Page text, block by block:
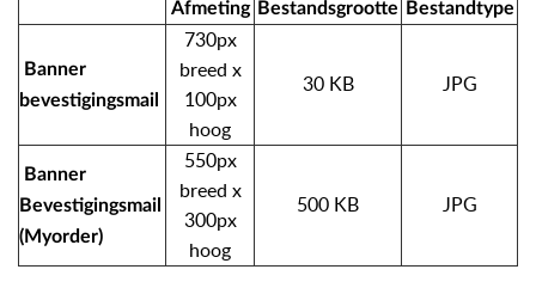
Afmeting Bestandsgrootte Bestandtype
Banner
bevestigingsmail
730px
breed x
100px
hoog
30 KB JPG
Banner
Bevestigingsmail
(Myorder)
550px
breed x
300px
hoog
500 KB JPG